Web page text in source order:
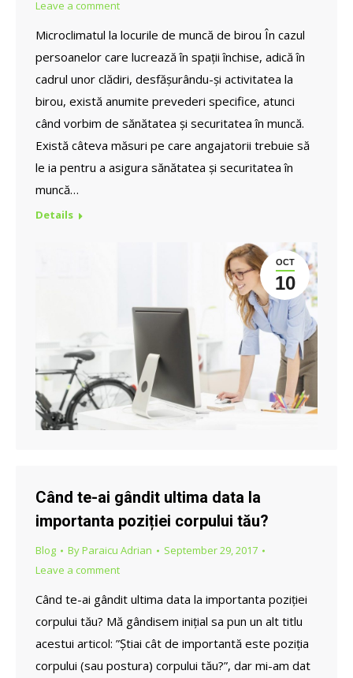
Leave a comment
Microclimatul la locurile de muncă de birou În cazul
persoanelor care lucrează în spații închise, adică în
cadrul unor clădiri, desfășurându-și activitatea la
birou, există anumite prevederi specifice, atunci
când vorbim de sănătatea și securitatea în muncă.
Există câteva măsuri pe care angajatorii trebuie să
le ia pentru a asigura sănătatea și securitatea în
muncă…
Details
OCT
10
Când te-ai gândit ultima data la
importanta poziției corpului tău?
Blog ByParaicu Adrian
September 29, 2017
Leave a comment
Când te-ai gândit ultima data la importanta poziției
corpului tău? Mă gândisem inițial sa pun un alt titlu
acestui articol: ”Știai cât de importantă este poziția
corpului (sau postura) corpului tău?”, dar mi-am dat